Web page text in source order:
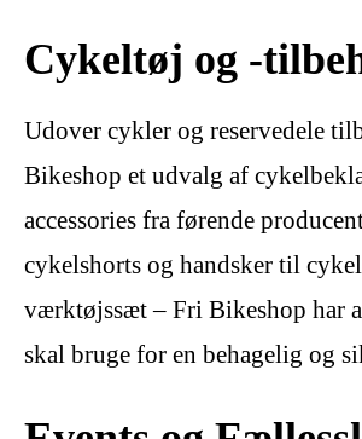
Cykeltøj og -
Udover cykler og reservedele
Bikeshop et udvalg af
accessories fra førende
cykelshorts og handsker til
værktøjssæt – Fri Bikeshop har
skal bruge for en behagelig og